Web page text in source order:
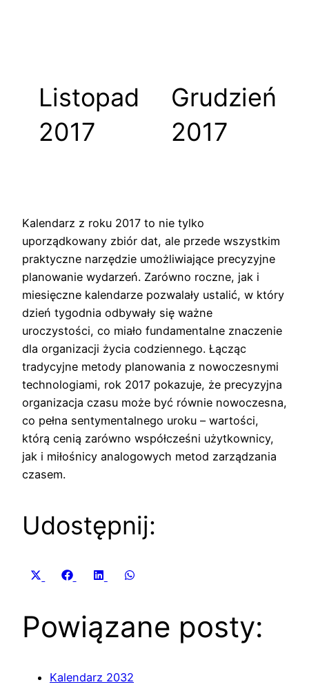
Listopad
2017
Grudzień
2017
Kalendarz z roku 2017 to nie tylko
uporządkowany zbiór dat, ale przede wszystkim
praktyczne narzędzie umożliwiające precyzyjne
planowanie wydarzeń. Zarówno roczne, jak i
miesięczne kalendarze pozwalały ustalić, w który
dzień tygodnia odbywały się ważne
uroczystości, co miało fundamentalne znaczenie
dla organizacji życia codziennego. Łącząc
tradycyjne metody planowania z nowoczesnymi
technologiami, rok 2017 pokazuje, że precyzyjna
organizacja czasu może być równie nowoczesna,
co pełna sentymentalnego uroku – wartości,
którą cenią zarówno współcześni użytkownicy,
jak i miłośnicy analogowych metod zarządzania
czasem.
Udostępnij:
Share
Share
Facebook
Share
LinkedIn
Powiązane posty:
Kalendarz 2032